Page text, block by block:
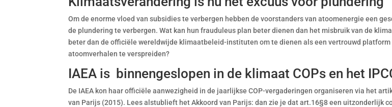
Om de enorme vloed van subsidies te verbergen hebben de voorstanders van atoomenergie een
de plundering te verbergen. Wat kan hun frauduleus plan beter dienen dan het misbruik van de
beter dan de officiële wereldwijde klimaatbeleid-instituten om te dienen als een vertrouwd
atoomverhalen te verspreiden?
IAEA is binnengeslopen in de klimaat COPs en het
De IAEA kon haar officiële aanwezigheid in de jaarlijkse COP-vergaderingen organiseren via het
van Parijs (2015). Lees alstublieft het Akkoord van Parijs: dan zie je dat art.16§8 een uitzonderlijk